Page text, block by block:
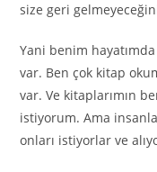
size geri
Yani benim
var. Ben çok kitap
var. Ve kitaplarımın
istiyorum. Ama
onları istiyorlar ve